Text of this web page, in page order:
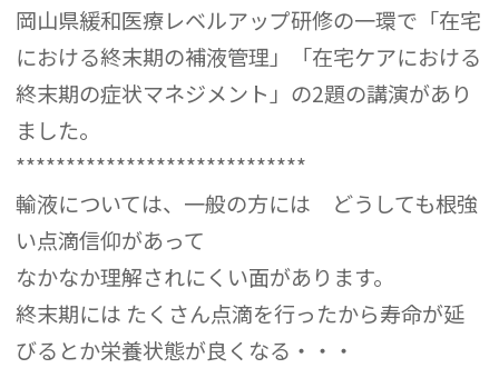
岡山県緩和医療レベルアップ研修の一環で「在宅
における終末期の補液管理」「在宅ケアにおける
終末期の症状マネジメント」の2題の講演があり
ました。
*****************************
輸液については、一般の方には どうしても根強
い点滴信仰があって
なかなか理解されにくい面があります。
終末期には たくさん点滴を行ったから寿命が延
びるとか栄養状態が良くなる・・・